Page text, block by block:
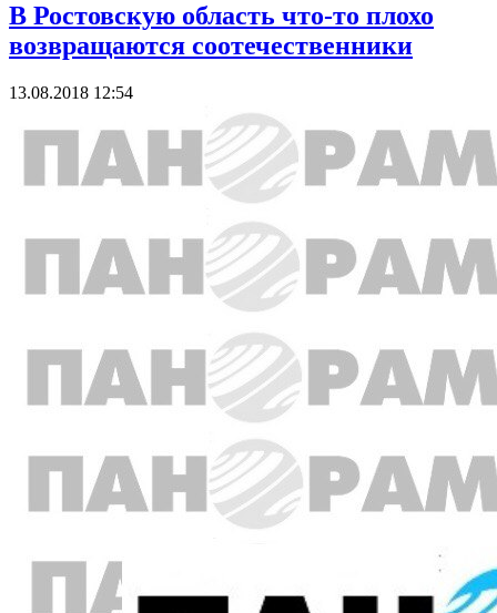
В Ростовскую область что-то плохо
возвращаются соотечественники
13.08.2018 12:54